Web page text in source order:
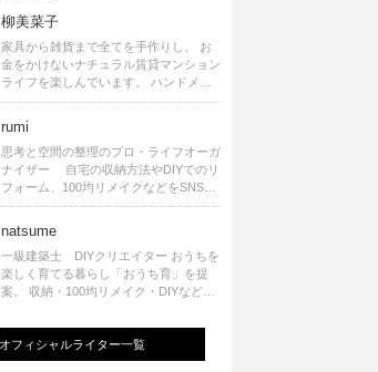
柳美菜子
家具から雑貨まで全てを手作りし、 お
金をかけないナチュラル賃貸マンション
ライフを楽しんでいます。 ハンドメイ
ド雑貨やインテリアに関する著書も出
ます。
rumi
思考と空間の整理のプロ・ライフオーガ
ナイザー 自宅の収納方法やDIYでのリ
フォーム、100均リメイクなどをSNSで
公開中。 収納やリメイク、インテリア
シピ提供、店舗プロデュース 2016年９
月に宝島社より【Rumiのおうち時間を
楽しむインテリア】を出版しました。
natsume
一級建築士 DIYクリエイター おうちを
楽しく育てる暮らし「おうち育」を提
案。 収納・100均リメイク・DIYなどお
発信中。 著書 なつめさんちの新しい
のになつかしいアンティークな部屋つく
り 雑誌掲載・TV出演・コラム執筆・
フィシャルライター一覧